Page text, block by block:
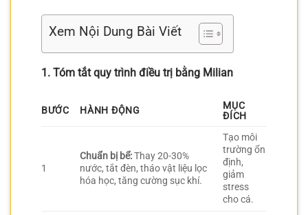
Xem Nội Dung Bài Viết
1. Tóm tắt quy trình điều trị bằng Milian
BƯỚC HÀNH ĐỘNG
MỤC
ĐÍCH
1
Chuẩn bị bể:Thay 20-30%
nước, tắt đèn, tháo vật liệu lọc
hóa học, tăng cường sục khí.
Tạo môi
trường ổn
định,
giảm
stress
cho cá.